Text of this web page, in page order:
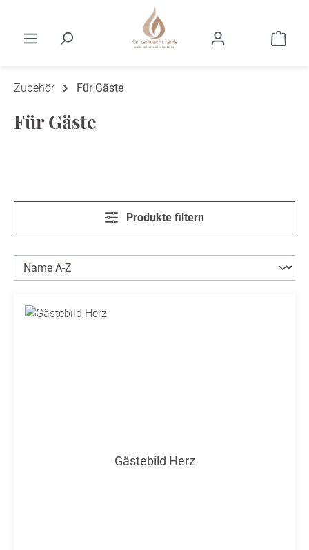
Zubehör Für Gäste
Für Gäste
Produkte filtern
Gästebild Herz